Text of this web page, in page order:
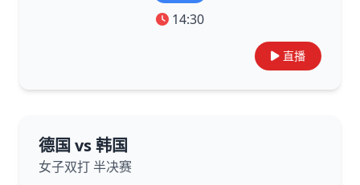
14:30
直播
德国 vs 韩国
女子双打 半决赛